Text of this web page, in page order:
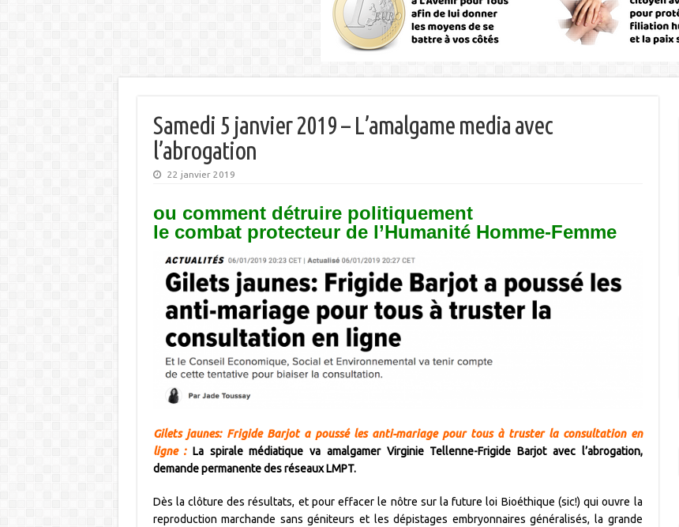
Samedi 5 janvier 2019 – L’amalgame media avec
l’abrogation
22 janvier 2019
ou comment détruire politiquement
le combat protecteur de l’Humanité Homme-Femme
Gilets jaunes: Frigide Barjot a poussé les anti-mariage pour tous à truster la consultation en
ligne:La spirale médiatique va amalgamer Virginie Tellenne-Frigide Barjot avec l’abrogation,
demande permanente des réseaux LMPT.
Dès la clôture des résultats, et pour effacer le nôtre sur la future loi Bioéthique (sic!) qui ouvre la
reproduction marchande sans géniteurs et les dépistages embryonnaires généralisés, la grande